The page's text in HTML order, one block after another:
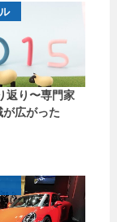
返り〜専門家
が広がった